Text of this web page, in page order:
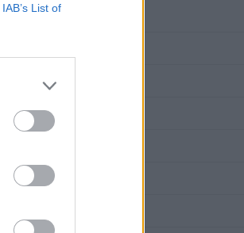
IAB’s List of
október 2022